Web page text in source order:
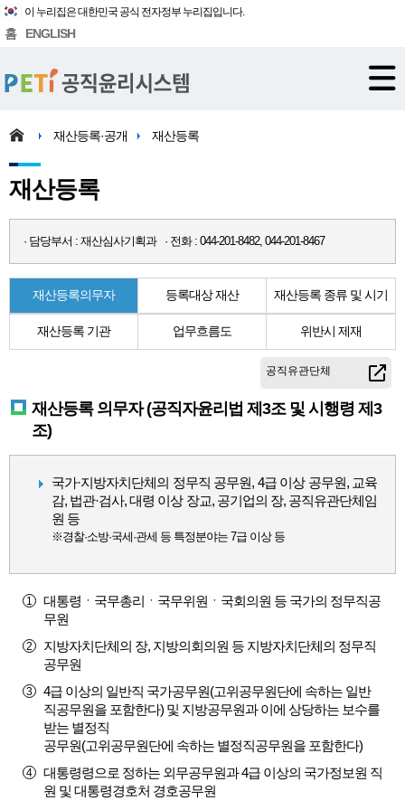
이 누리집은 대한민국 공식 전자정부 누리집입니다.
홈 ENGLISH
재산등록·공개 재산등록
재산등록
· 담당부서 : 재산심사기획과 · 전화 : 044-201-8482, 044-201-8467
재산등록의무자 등록대상 재산 재산등록 종류 및 시기
재산등록 기관 업무흐름도 위반시 제재
공직유관단체
재산등록 의무자 (공직자윤리법 제3조 및 시행령 제3
조)
국가·지방자치단체의 정무직 공무원, 4급 이상 공무원, 교육
감, 법관·검사, 대령 이상 장교, 공기업의 장, 공직유관단체임
원 등
※경찰·소방·국세·관세 등 특정분야는 7급 이상 등
대통령ㆍ국무총리ㆍ국무위원ㆍ국회의원 등 국가의 정무직공
무원
지방자치단체의 장, 지방의회의원 등 지방자치단체의 정무직
공무원
4급 이상의 일반직 국가공무원(고위공무원단에 속하는 일반
직공무원을 포함한다) 및 지방공무원과 이에 상당하는 보수를
받는 별정직
공무원(고위공무원단에 속하는 별정직공무원을 포함한다)
대통령령으로 정하는 외무공무원과 4급 이상의 국가정보원 직
원 및 대통령경호처 경호공무원